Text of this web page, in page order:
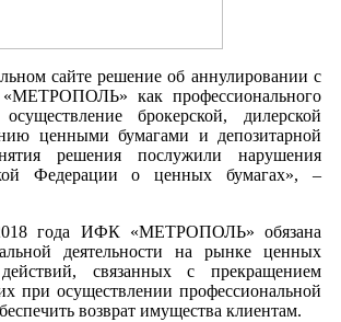
сайте решение об аннулировании с
как профессионального
брокерской, дилерской
ценными бумагами и депозитарной
решения послужили нарушения
Федерации о ценных бумагах», –
года ИФК «МЕТРОПОЛЬ» обязана
деятельности на рынке ценных
связанных с прекращением
при осуществлении профессиональной
возврат имущества клиентам.